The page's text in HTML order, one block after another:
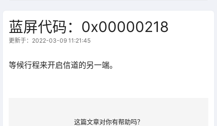
蓝屏代码：0x00000218
更新于：2022-03-09 11:21:45
等候行程来开启信道的另一端。
这篇文章对你有帮助吗？